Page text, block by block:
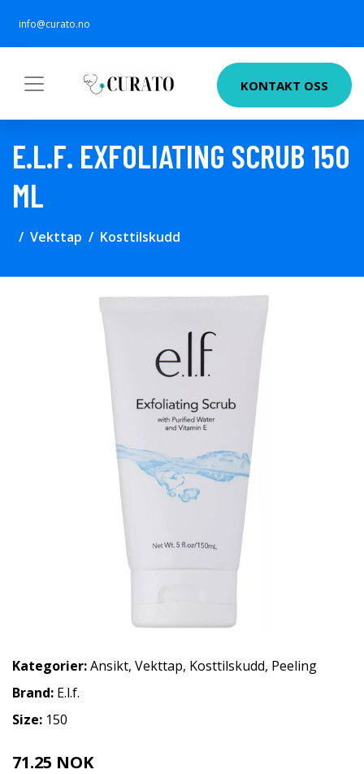
info@curato.no
KONTAKT OSS
E.L.F. EXFOLIATING SCRUB 150
ML
Vekttap Kosttilskudd
Kategorier:Ansikt, Vekttap, Kosttilskudd, Peeling
Brand: E.l.f.
Size: 150
71.25 NOK